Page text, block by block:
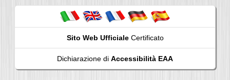
Sito Web UfficialeCertificato
Dichiarazione di Accessibilità EAA